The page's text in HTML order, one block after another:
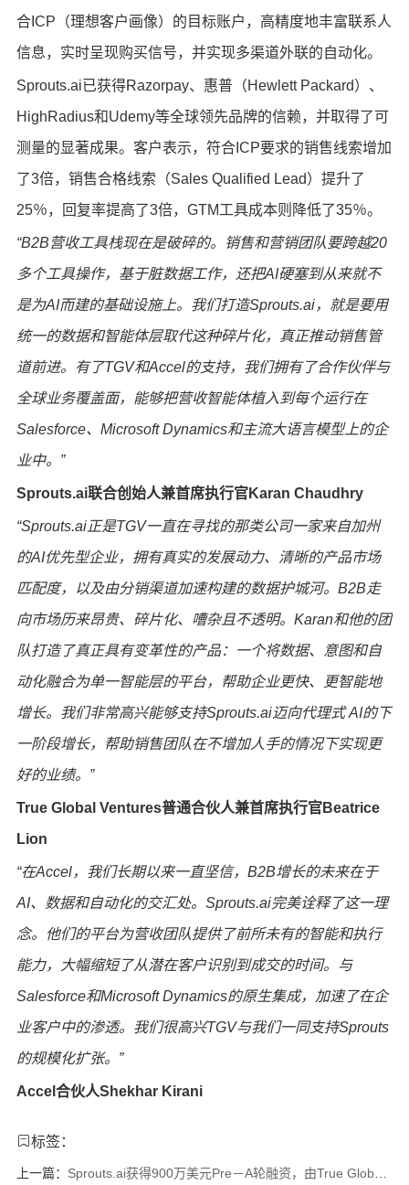
合ICP（理想客户画像）的目标账户，高精度地丰富联系人
信息，实时呈现购买信号，并实现多渠道外联的自动化。
Sprouts.ai已获得Razorpay、惠普（Hewlett Packard）、
HighRadius和Udemy等全球领先品牌的信赖，并取得了可
测量的显著成果。客户表示，符合ICP要求的销售线索增加
了3倍，销售合格线索（Sales Qualified Lead）提升了
25％，回复率提高了3倍，GTM工具成本则降低了35％。
“B2B营收工具栈现在是破碎的。销售和营销团队要跨越20
多个工具操作，基于脏数据工作，还把AI硬塞到从来就不
是为AI而建的基础设施上。我们打造Sprouts.ai，就是要用
统一的数据和智能体层取代这种碎片化，真正推动销售管
道前进。有了TGV和Accel的支持，我们拥有了合作伙伴与
全球业务覆盖面，能够把营收智能体植入到每个运行在
Salesforce、Microsoft Dynamics和主流大语言模型上的企
业中。”
Sprouts.ai联合创始人兼首席执行官Karan Chaudhry
“Sprouts.ai正是TGV一直在寻找的那类公司一家来自加州
的AI优先型企业，拥有真实的发展动力、清晰的产品市场
匹配度，以及由分销渠道加速构建的数据护城河。B2B走
向市场历来昂贵、碎片化、嘈杂且不透明。Karan和他的团
队打造了真正具有变革性的产品：一个将数据、意图和自
动化融合为单一智能层的平台，帮助企业更快、更智能地
增长。我们非常高兴能够支持Sprouts.ai迈向代理式 AI的下
一阶段增长，帮助销售团队在不增加人手的情况下实现更
好的业绩。”
True Global Ventures普通合伙人兼首席执行官Beatrice
Lion
“在Accel，我们长期以来一直坚信，B2B增长的未来在于
AI、数据和自动化的交汇处。Sprouts.ai完美诠释了这一理
念。他们的平台为营收团队提供了前所未有的智能和执行
能力，大幅缩短了从潜在客户识别到成交的时间。与
Salesforce和Microsoft Dynamics的原生集成，加速了在企
业客户中的渗透。我们很高兴TGV与我们一同支持Sprouts
的规模化扩张。”
Accel合伙人Shekhar Kirani
标签：
上一篇： Sprouts.ai获得900万美元Pre－A轮融资，由True Global Ventures和Accel领投，旨在凭借面向B2B企业的差异化数据扩展营收智能体业务